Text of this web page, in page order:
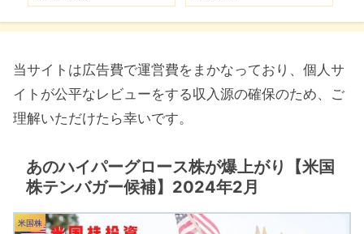
当サイトは広告費で運営費をまかなっており、個人サ
イトが公平なレビューをする収入源の確保のため、ご
理解いただけたら幸いです。
あのハイパーグロース株が爆上がり【米国
株テンバガー候補】2024年2月
米国株